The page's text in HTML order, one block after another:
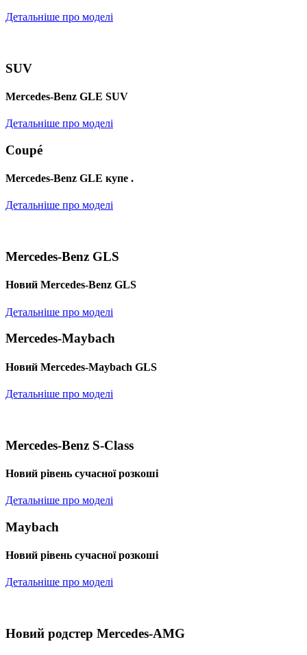
Детальніше про моделі
SUV
Mercedes-Benz GLE SUV
Детальніше про моделі
Coupé
Mercedes-Benz GLE купе .
Детальніше про моделі
Mercedes-Benz GLS
Новий Mercedes-Benz GLS
Детальніше про моделі
Mercedes-Maybach
Новий Mercedes-Maybach GLS
Детальніше про моделі
Mercedes-Benz S-Class
Новий рівень сучасної розкоші
Детальніше про моделі
Maybach
Новий рівень сучасної розкоші
Детальніше про моделі
Новий родстер Mercedes-AMG